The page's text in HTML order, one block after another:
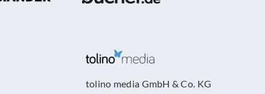
tolino media GmbH & Co. KG